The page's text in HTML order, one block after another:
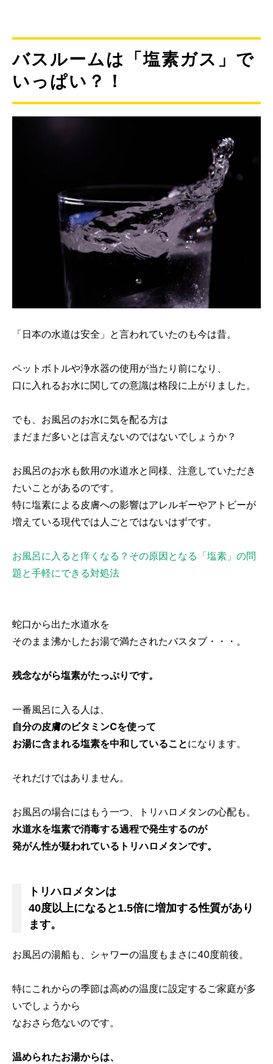
バスルームは「塩素ガス」で
いっぱい？！
「日本の水道は安全」と言われていたのも今は昔。
ペットボトルや浄水器の使用が当たり前になり、
口に入れるお水に関しての意識は格段に上がりました。
でも、お風呂のお水に気を配る方は
まだまだ多いとは言えないのではないでしょうか？
お風呂のお水も飲用の水道水と同様、注意していただき
たいことがあるのです。
特に塩素による皮膚への影響はアレルギーやアトビーが
増えている現代では人ごとではないはずです。
お風呂に入ると痒くなる？その原因となる「塩素」の問
題と手軽にできる対処法
蛇口から出た水道水を
そのまま沸かしたお湯で満たされたバスタブ・・・。
残念ながら塩素がたっぷりです。
一番風呂に入る人は、
自分の皮膚のビタミンCを使って
お湯に含まれる塩素を中和していることになります。
それだけではありません。
お風呂の場合にはもう一つ、トリハロメタンの心配も。
水道水を塩素で消毒する過程で発生するのが
発がん性が疑われているトリハロメタンです。
トリハロメタンは
40度以上になると1.5倍に増加する性質があり
ます。
お風呂の湯船も、シャワーの温度もまさに40度前後。
特にこれからの季節は高めの温度に設定するご家庭が多
いでしょうから
なおさら危ないのです。
温められたお湯からは、